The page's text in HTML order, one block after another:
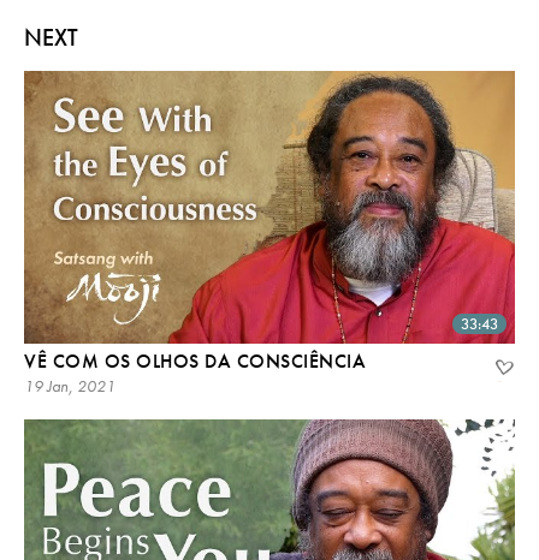
NEXT
33:43
VÊ COM OS OLHOS DA CONSCIÊNCIA
19 Jan, 2021